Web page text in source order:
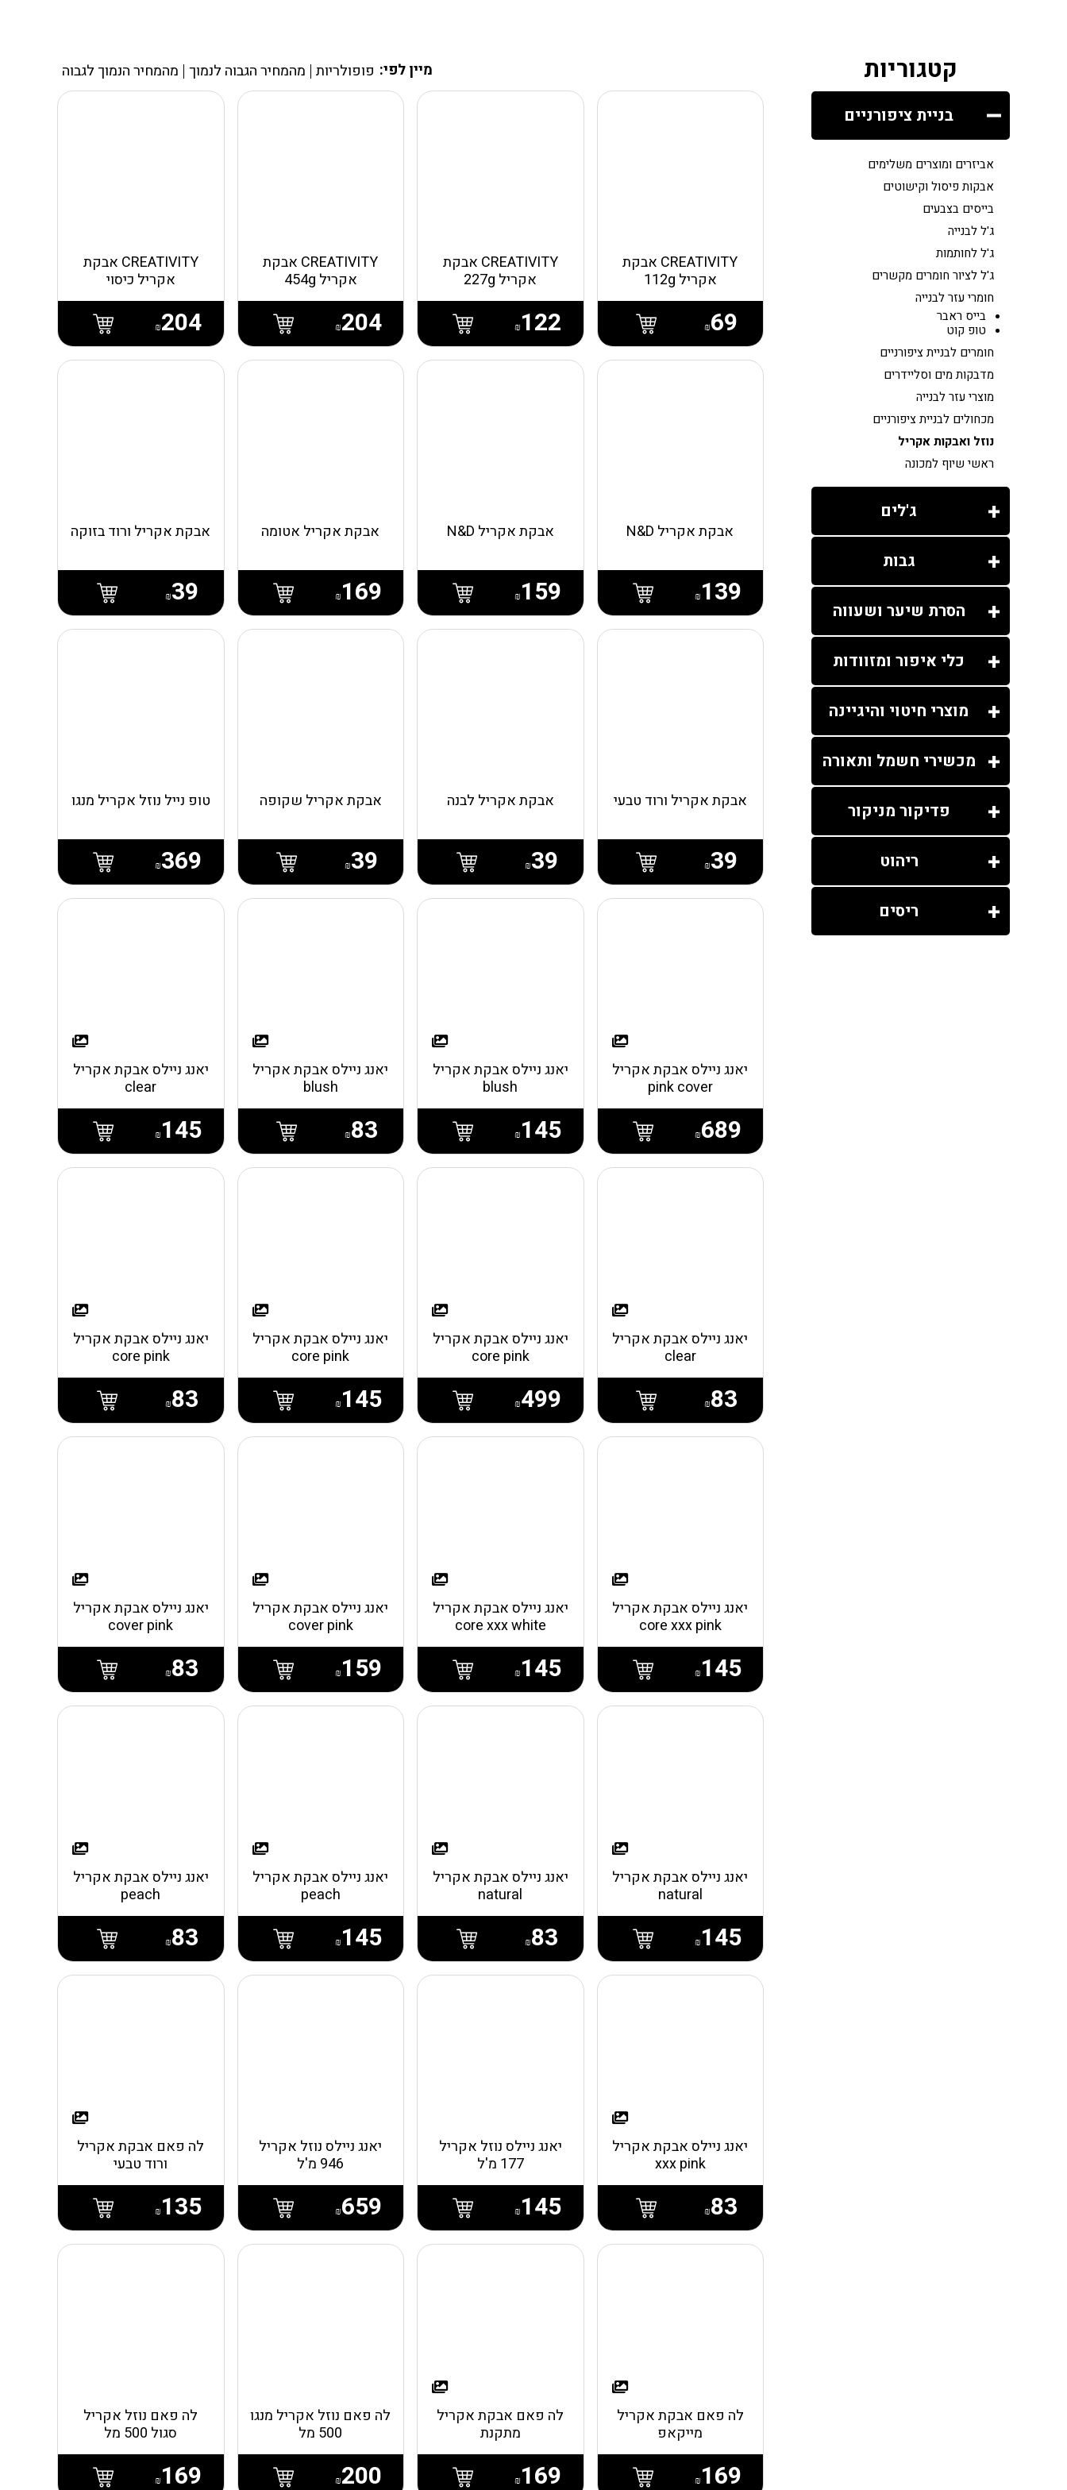
קטגוריות
בניית ציפורניים
אביזרים ומוצרים משלימים
אבקות פיסול וקישוטים
בייסים בצבעים
ג'ל לבנייה
ג'ל לחותמות
ג'ל לציור חומרים מקשרים
חומרי עזר לבנייה
בייס ראבר
טופ קוט
חומרים לבניית ציפורניים
מדבקות מים וסליידרים
מוצרי עזר לבנייה
מכחולים לבניית ציפורניים
נוזל ואבקות אקריל
ראשי שיוף למכונה
ג'לים
גבות
הסרת שיער ושעווה
כלי איפור ומזוודות
מוצרי חיטוי והיגיינה
מכשירי חשמל ותאורה
פדיקור מניקור
ריהוט
ריסים
מיין לפי: פופולריות מהמחיר הגבוה לנמוך מהמחיר הנמוך לגבוה
CREATIVITY אבקת
אקריל 112g
₪69
CREATIVITY אבקת
אקריל 227g
₪ 122
CREATIVITY אבקת
אקריל 454g
₪204
CREATIVITY אבקת
אקריל כיסוי
₪204
אבקת אקריל N&D
₪ 139
אבקת אקריל N&D
₪ 159
אבקת אקריל אטומה
₪ 169
אבקת אקריל ורוד בזוקה
₪39
אבקת אקריל ורוד טבעי
₪39
אבקת אקריל לבנה
₪39
אבקת אקריל שקופה
₪39
טופ נייל נוזל אקריל מנגו
₪369
יאנג ניילס אבקת אקריל
pink cover
₪689
יאנג ניילס אבקת אקריל
blush
₪ 145
יאנג ניילס אבקת אקריל
blush
₪83
יאנג ניילס אבקת אקריל
clear
₪ 145
יאנג ניילס אבקת אקריל
clear
₪83
יאנג ניילס אבקת אקריל
core pink
₪499
יאנג ניילס אבקת אקריל
core pink
₪ 145
יאנג ניילס אבקת אקריל
core pink
₪83
יאנג ניילס אבקת אקריל
core xxx pink
₪ 145
יאנג ניילס אבקת אקריל
core xxx white
₪ 145
יאנג ניילס אבקת אקריל
cover pink
₪ 159
יאנג ניילס אבקת אקריל
cover pink
₪83
יאנג ניילס אבקת אקריל
natural
₪ 145
יאנג ניילס אבקת אקריל
natural
₪83
יאנג ניילס אבקת אקריל
peach
₪ 145
יאנג ניילס אבקת אקריל
peach
₪83
יאנג ניילס אבקת אקריל
xxx pink
₪83
יאנג ניילס נוזל אקריל
177 מ'ל
₪ 145
יאנג ניילס נוזל אקריל
946 מ'ל
₪659
לה פאם אבקת אקריל
ורוד טבעי
₪ 135
לה פאם אבקת אקריל
מייקאפ
₪ 169
לה פאם אבקת אקריל
מתקנת
₪ 169
לה פאם נוזל אקריל מנגו
500 מל
₪200
לה פאם נוזל אקריל
סגול 500 מל
₪ 169